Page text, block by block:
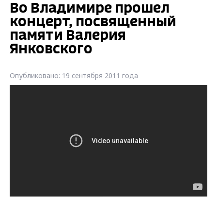
Во Владимире прошел
концерт, посвященный
памяти Валерия
Янковского
Опубликовано: 19 сентября 2011 года